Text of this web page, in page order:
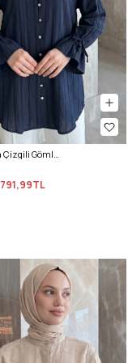
Degaje Yaka Çizgili Gömlek Y0121 - LACİVERT
791,99TL